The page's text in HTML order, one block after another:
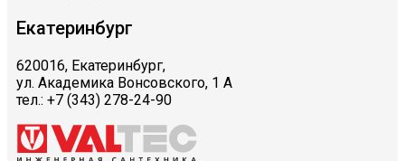
Екатеринбург
620016, Екатеринбург,
ул. Академика Вонсовского, 1 А
тел.: +7 (343) 278-24-90